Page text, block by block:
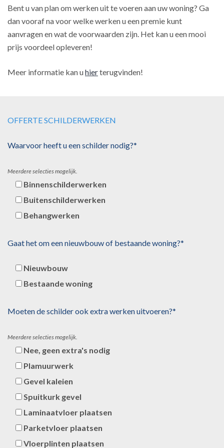
Bent u van plan om werken uit te voeren aan uw woning? Ga
dan vooraf na voor welke werken u een premie kunt
aanvragen en wat de voorwaarden zijn. Het kan u een mooi
prijs voordeel opleveren!
Meer informatie kan uhierterugvinden!
OFFERTE SCHILDERWERKEN
Waarvoor heeft u een schilder nodig?*
Meerdere selecties mogelijk.
Binnenschilderwerken
Buitenschilderwerken
Behangwerken
Gaat het om een nieuwbouw of bestaande woning?*
Nieuwbouw
Bestaande woning
Moeten de schilder ook extra werken uitvoeren?*
Meerdere selecties mogelijk.
Nee, geen extra's nodig
Plamuurwerk
Gevel kaleien
Spuitkurk gevel
Laminaatvloer plaatsen
Parketvloer plaatsen
Vloerplinten plaatsen